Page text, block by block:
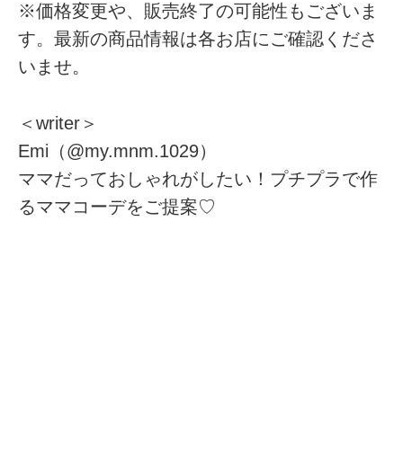
※価格変更や、販売終了の可能性もございま
す。最新の商品情報は各お店にご確認くださ
いませ。
＜writer＞
Emi（@my.mnm.1029）
ママだっておしゃれがしたい！プチプラで作
るママコーデをご提案♡